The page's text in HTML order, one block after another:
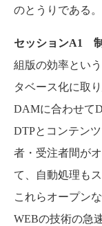
のとうりである。
セッションA1
組版の効率とい
タベース化に取
DAMに合わせて
DTPとコンテン
者・受注者間が
て、自動処理も
これらオープン
WEBの技術の急